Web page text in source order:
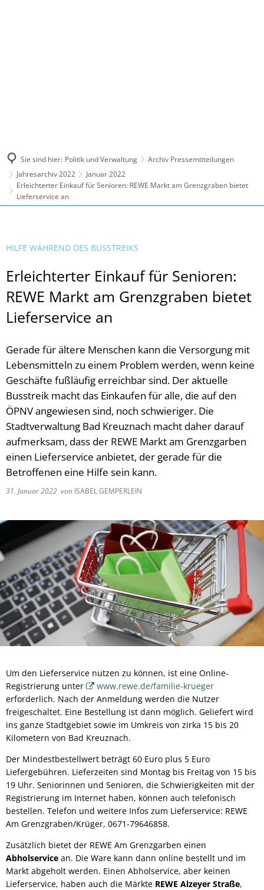
Sie sind hier: Politik und Verwaltung
Archiv Pressemitteilungen
Jahresarchiv 2022
Januar 2022
Erleichterter Einkauf für Senioren: REWE Markt am Grenzgraben bietet
Lieferservice an
HILFE WÄHREND DES BUSSTREIKS
Erleichterter Einkauf für Senioren:
REWE Markt am Grenzgraben bietet
Lieferservice an
Gerade für ältere Menschen kann die Versorgung mit
Lebensmitteln zu einem Problem werden, wenn keine
Geschäfte fußläufig erreichbar sind. Der aktuelle
Busstreik macht das Einkaufen für alle, die auf den
ÖPNV angewiesen sind, noch schwieriger. Die
Stadtverwaltung Bad Kreuznach macht daher darauf
aufmerksam, dass der REWE Markt am Grenzgarben
einen Lieferservice anbietet, der gerade für die
Betroffenen eine Hilfe sein kann.
31. Januar 2022 von ISABEL GEMPERLEIN
Um den Lieferservice nutzen zu können, ist eine Online-
Registrierung unter
www.rewe.de/familie-krueger
erforderlich. Nach der Anmeldung werden die Nutzer
freigeschaltet. Eine Bestellung ist dann möglich. Geliefert wird
ins ganze Stadtgebiet sowie im Umkreis von zirka 15 bis 20
Kilometern von Bad Kreuznach.
Der Mindestbestellwert beträgt 60 Euro plus 5 Euro
Liefergebühren. Lieferzeiten sind Montag bis Freitag von 15 bis
19 Uhr. Seniorinnen und Senioren, die Schwierigkeiten mit der
Registrierung im Internet haben, können auch telefonisch
bestellen. Telefon und weitere Infos zum Lieferservice: REWE
Am Grenzgraben/Krüger, 0671-79646858.
Zusätzlich bietet der REWE Am Grenzgarben einen
Abholservice an. Die Ware kann dann online bestellt und im
Markt abgeholt werden. Einen Abholservice, aber keinen
Lieferservice, haben auch die Märkte REWE Alzeyer Straße,